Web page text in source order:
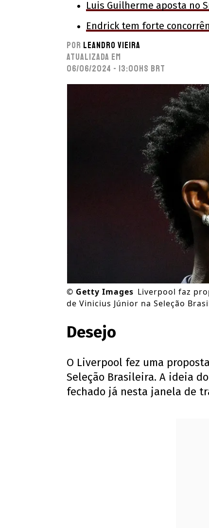
Luis Guilherme aposta no
Endrick tem forte
Por Leandro Vieira
Atualizada em
06/06/2024 - 13:00hs BRT
© Getty Images Liverpool faz
de Vinicius Júnior na Seleção
Desejo
O Liverpool fez uma
Seleção Brasileira. A ideia
fechado já nesta janela de